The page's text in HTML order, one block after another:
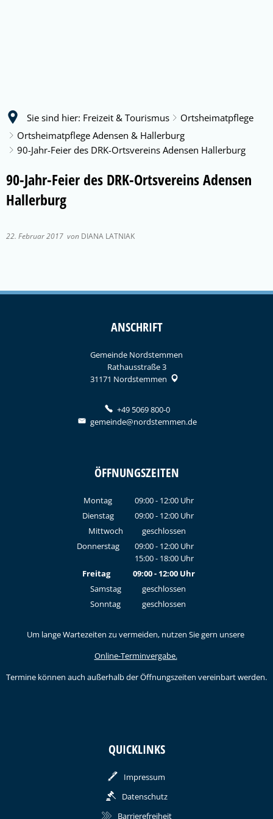
Sie sind hier: Freizeit & Tourismus
Ortsheimatpflege
Ortsheimatpflege Adensen & Hallerburg
90-Jahr-Feier des DRK-Ortsvereins Adensen Hallerburg
90-Jahr-Feier des DRK-Ortsvereins Adensen
Hallerburg
22. Februar 2017 von DIANA LATNIAK
ANSCHRIFT
Gemeinde Nordstemmen
Rathausstraße 3
31171 Nordstemmen
+49 5069 800-0
gemeinde@nordstemmen.de
ÖFFNUNGSZEITEN
Montag 09:00- 12:00Uhr
Von 09:00 bis 12:00 Uhr
Dienstag 09:00- 12:00Uhr
Von 09:00 bis 12:00 Uhr
Mittwoch
geschlossen
Donnerstag
09:00- 12:00Uhr
Von 09:00 bis 12:00 Uhr
15:00- 18:00Uhr
Von 15:00 bis 18:00 Uhr
Freitag 09:00- 12:00 Uhr
Von 09:00 bis 12:00 Uhr
Samstag
geschlossen
Sonntag
geschlossen
Um lange Wartezeiten zu vermeiden, nutzen Sie gern unsere
Online-Terminvergabe.
Termine können auch außerhalb der Öffnungszeiten vereinbart werden.
QUICKLINKS
Impressum
Datenschutz
Barrierefreiheit